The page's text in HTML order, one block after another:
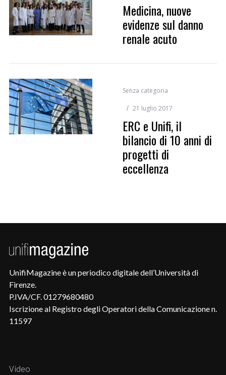
Medicina, nuove
evidenze sul danno
renale acuto
Senza categoria
21 luglio 2017
ERC e Unifi, il
bilancio di 10 anni di
progetti di
eccellenza
UnifiMagazine è un periodico digitale dell’Università di
Firenze.
P.IVA/CF. 01279680480
Iscrizione al Registro degli Operatori della Comunicazione n.
11597
Video